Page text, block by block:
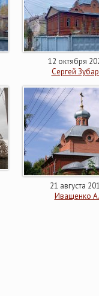
12 октября
Сергей
21 августа
Иващенко А.